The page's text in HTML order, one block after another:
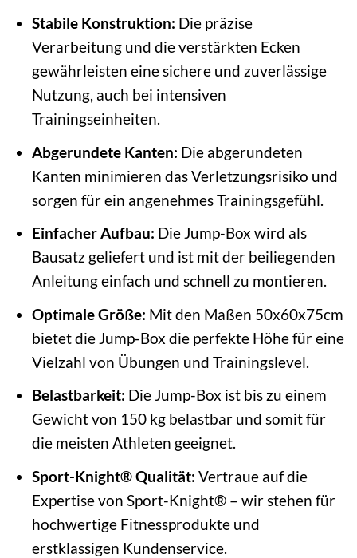
Stabile Konstruktion: Die präzise
Verarbeitung und die verstärkten Ecken
gewährleisten eine sichere und zuverlässige
Nutzung, auch bei intensiven
Trainingseinheiten.
Abgerundete Kanten: Die abgerundeten
Kanten minimieren das Verletzungsrisiko und
sorgen für ein angenehmes Trainingsgefühl.
Einfacher Aufbau: Die Jump-Box wird als
Bausatz geliefert und ist mit der beiliegenden
Anleitung einfach und schnell zu montieren.
Optimale Größe: Mit den Maßen 50x60x75cm
bietet die Jump-Box die perfekte Höhe für eine
Vielzahl von Übungen und Trainingslevel.
Belastbarkeit: Die Jump-Box ist bis zu einem
Gewicht von 150 kg belastbar und somit für
die meisten Athleten geeignet.
Sport-Knight® Qualität: Vertraue auf die
Expertise von Sport-Knight® – wir stehen für
hochwertige Fitnessprodukte und
erstklassigen Kundenservice.